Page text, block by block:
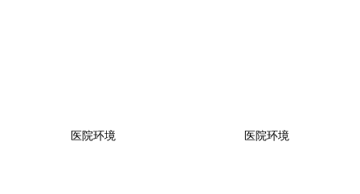
医院环境 医院环境